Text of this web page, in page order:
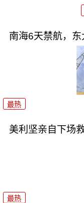
南海6天禁航，东
最热
美利坚亲自下场
最热